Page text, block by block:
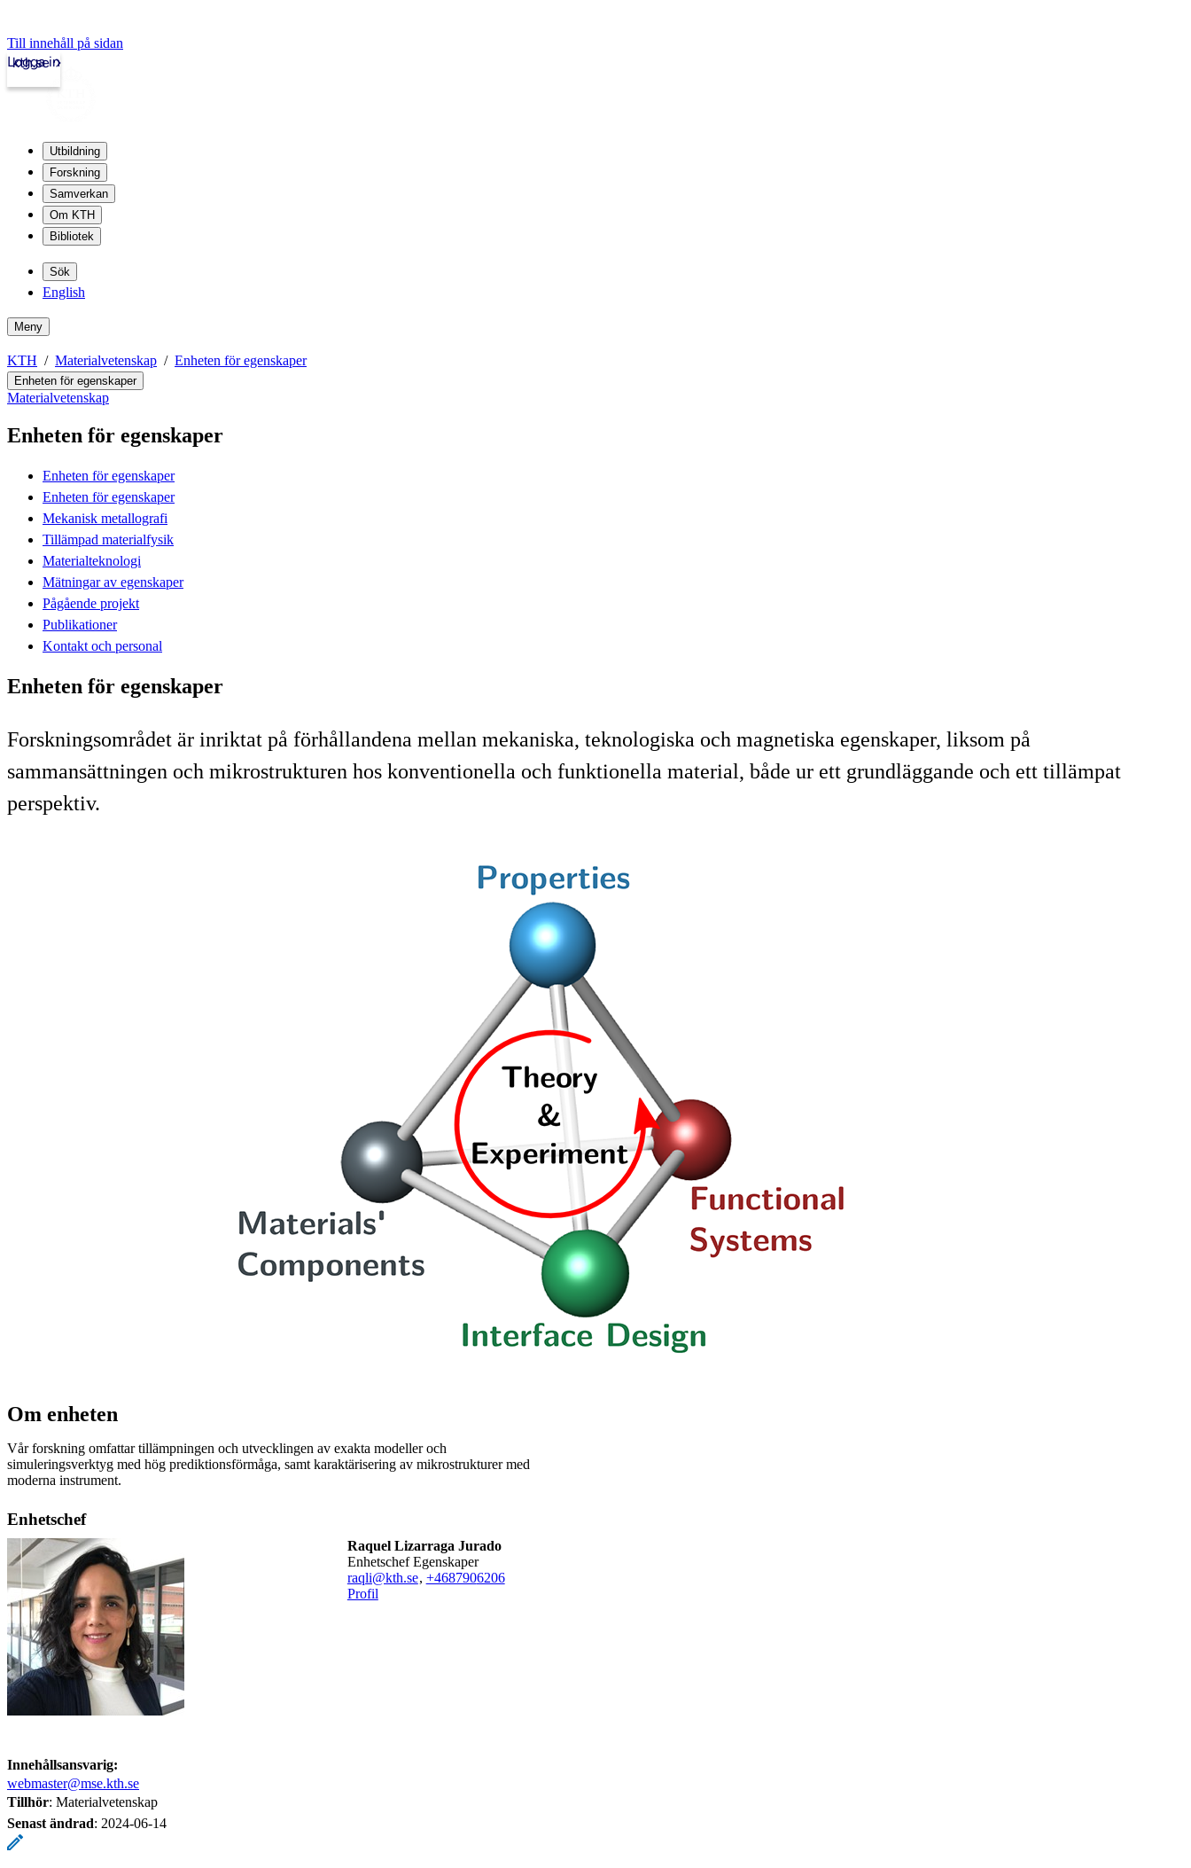
Till innehåll på sidan
kth.se
Logga in
Utbildning
Forskning
Samverkan
Om KTH
Bibliotek
Sök
English
Meny
KTH Materialvetenskap Enheten för egenskaper
Enheten för egenskaper
Materialvetenskap
Enheten för egenskaper
Enheten för egenskaper
Enheten för egenskaper
Mekanisk metallografi
Tillämpad materialfysik
Materialteknologi
Mätningar av egenskaper
Pågående projekt
Publikationer
Kontakt och personal
Enheten för egenskaper
Forskningsområdet är inriktat på förhållandena mellan mekaniska, teknologiska och magnetiska egenskaper, liksom på
sammansättningen och mikrostrukturen hos konventionella och funktionella material, både ur ett grundläggande och ett tillämpat
perspektiv.
Om enheten
Vår forskning omfattar tillämpningen och utvecklingen av exakta modeller och
simuleringsverktyg med hög prediktionsförmåga, samt karaktärisering av mikrostrukturer med
moderna instrument.
Enhetschef
Raquel Lizarraga Jurado
Enhetschef Egenskaper
raqli@kth.se, +4687906206
Profil
Innehållsansvarig:
webmaster@mse.kth.se
Tillhör: Materialvetenskap
Senast ändrad: 2024-06-14